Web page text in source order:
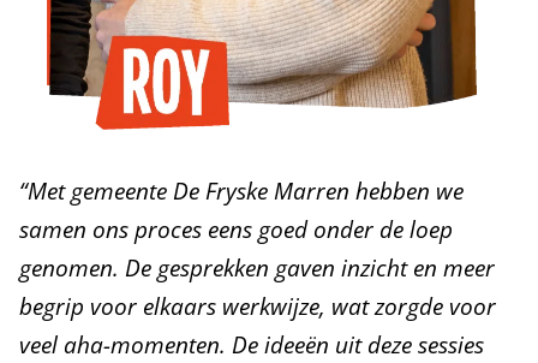
“Met gemeente De Fryske Marren hebben we
samen ons proces eens goed onder de loep
genomen. De gesprekken gaven inzicht en meer
begrip voor elkaars werkwijze, wat zorgde voor
veel aha-momenten. De ideeën uit deze sessies